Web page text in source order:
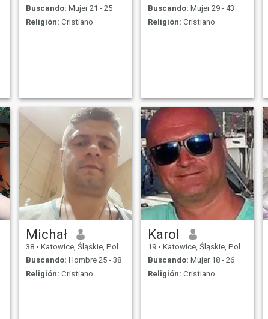
Buscando: Mujer 21 - 25
Religión: Cristiano
Buscando: Mujer 29 - 43
Religión: Cristiano
Michał
38 • Katowice, Śląskie, Polonia
Buscando: Hombre 25 - 38
Religión: Cristiano
Karol
19 • Katowice, Śląskie, Polonia
Buscando: Mujer 18 - 26
Religión: Cristiano